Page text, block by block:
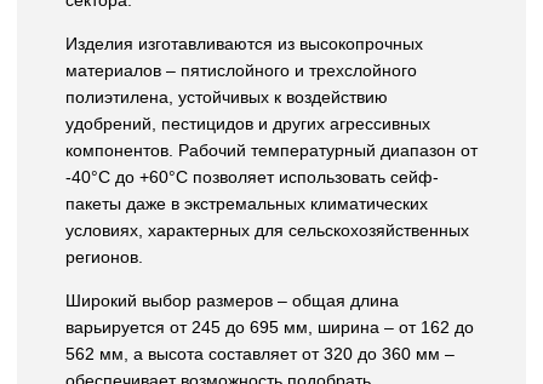
Изделия изготавливаются из высокопрочных
материалов – пятислойного и трехслойного
полиэтилена, устойчивых к воздействию
удобрений, пестицидов и других агрессивных
компонентов. Рабочий температурный диапазон от
-40°С до +60°С позволяет использовать сейф-
пакеты даже в экстремальных климатических
условиях, характерных для сельскохозяйственных
регионов.
Широкий выбор размеров – общая длина
варьируется от 245 до 695 мм, ширина – от 162 до
562 мм, а высота составляет от 320 до 360 мм –